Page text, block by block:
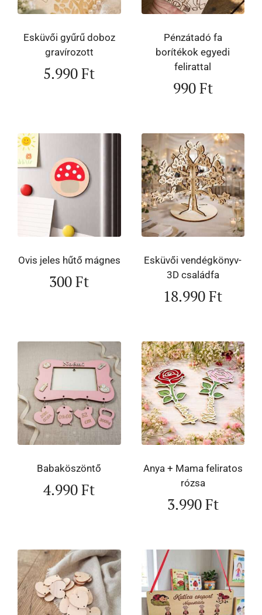
Esküvői gyűrű doboz
gravírozott
5.990Ft
Pénzátadó fa
borítékok egyedi
felirattal
990Ft
Ovis jeles hűtő mágnes
300Ft
Esküvői vendégkönyv-
3D családfa
18.990Ft
Babaköszöntő
4.990Ft
Anya + Mama feliratos
rózsa
3.990Ft